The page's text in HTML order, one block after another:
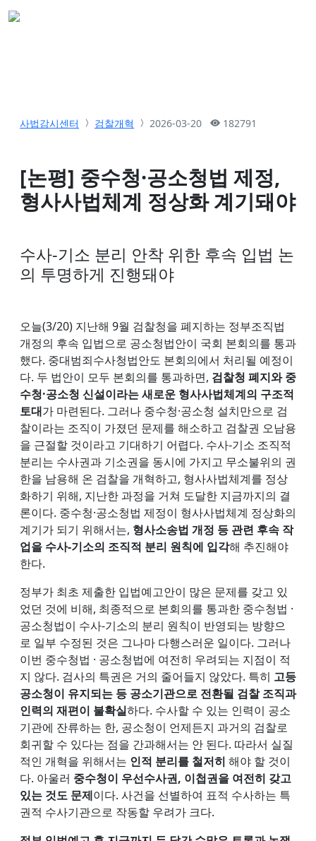
사법감시센터 검찰개혁 2026-03-20 182791
[논평] 중수청·공소청법 제정,
형사사법체계 정상화 계기돼야
수사-기소 분리 안착 위한 후속 입법 논
의 투명하게 진행돼야
오늘(3/20) 지난해 9월 검찰청을 폐지하는 정부조직법
개정의 후속 입법으로 공소청법안이 국회 본회의를 통과
했다. 중대범죄수사청법안도 본회의에서 처리될 예정이
다. 두 법안이 모두 본회의를 통과하면, 검찰청 폐지와 중
수청·공소청 신설이라는 새로운 형사사법체계의 구조적
토대가 마련된다. 그러나 중수청·공소청 설치만으로 검
찰이라는 조직이 가졌던 문제를 해소하고 검찰권 오남용
을 근절할 것이라고 기대하기 어렵다. 수사-기소 조직적
분리는 수사권과 기소권을 동시에 가지고 무소불위의 권
한을 남용해 온 검찰을 개혁하고, 형사사법체계를 정상
화하기 위해, 지난한 과정을 거쳐 도달한 지금까지의 결
론이다. 중수청·공소청법 제정이 형사사법체계 정상화의
계기가 되기 위해서는, 형사소송법 개정 등 관련 후속 작
업을 수사-기소의 조직적 분리 원칙에 입각해 추진해야
한다.
정부가 최초 제출한 입법예고안이 많은 문제를 갖고 있
었던 것에 비해, 최종적으로 본회의를 통과한 중수청법 ·
공소청법이 수사-기소의 분리 원칙이 반영되는 방향으
로 일부 수정된 것은 그나마 다행스러운 일이다. 그러나
이번 중수청법 · 공소청법에 여전히 우려되는 지점이 적
지 않다. 검사의 특권은 거의 줄어들지 않았다. 특히 고등
공소청이 유지되는 등 공소기관으로 전환될 검찰 조직과
인력의 재편이 불확실하다. 수사할 수 있는 인력이 공소
기관에 잔류하는 한, 공소청이 언제든지 과거의 검찰로
회귀할 수 있다는 점을 간과해서는 안 된다. 따라서 실질
적인 개혁을 위해서는 인적 분리를 철저히 해야 할 것이
다. 아울러 중수청이 우선수사권, 이첩권을 여전히 갖고
있는 것도 문제이다. 사건을 선별하여 표적 수사하는 특
권적 수사기관으로 작동할 우려가 크다.